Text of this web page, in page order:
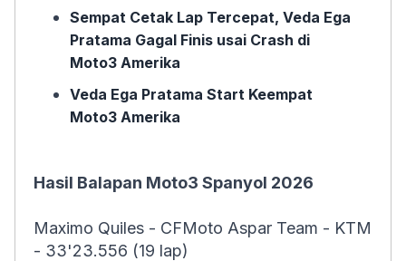
Sempat Cetak Lap Tercepat, Veda Ega
Pratama Gagal Finis usai Crash di
Moto3 Amerika
Veda Ega Pratama Start Keempat
Moto3 Amerika
Hasil Balapan Moto3 Spanyol 2026
Maximo Quiles - CFMoto Aspar Team - KTM
- 33'23.556 (19 lap)